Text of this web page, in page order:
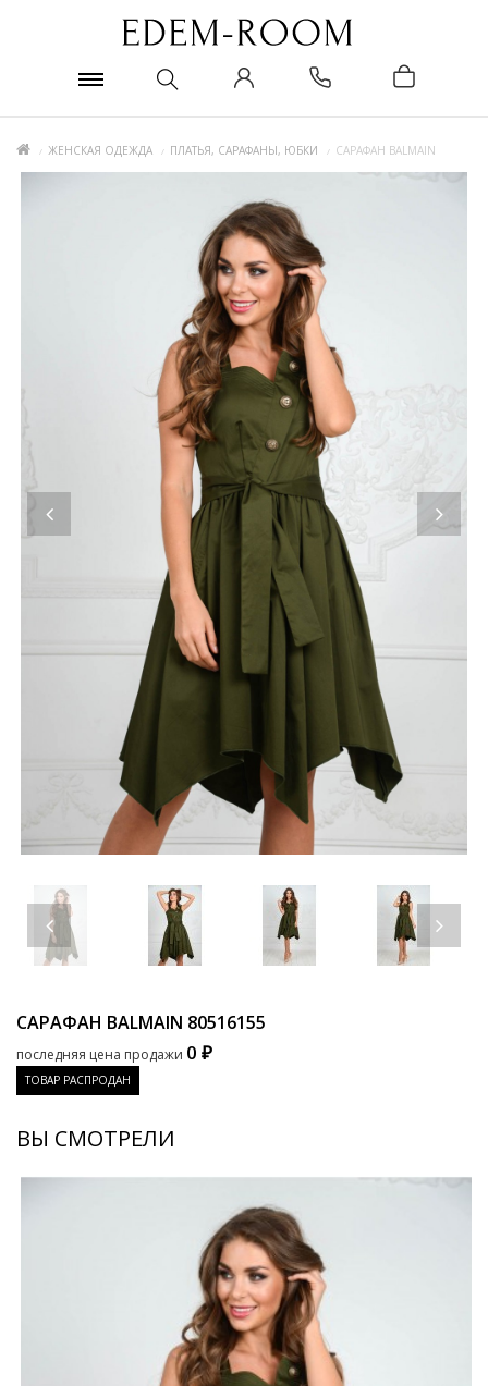
ЖЕНСКАЯ ОДЕЖДА ПЛАТЬЯ, САРАФАНЫ, ЮБКИ САРАФАН BALMAIN
САРАФАН BALMAIN 80516155
последняя цена продажи 0 ₽
ТОВАР РАСПРОДАН
ВЫ СМОТРЕЛИ